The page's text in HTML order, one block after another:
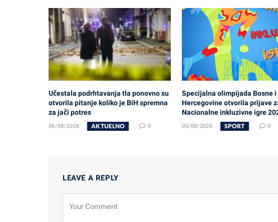
Učestala podrhtavanja tla ponovno su
otvorila pitanje koliko je BiH spremna
za jači potres
06/08/2026 AKTUELNO 0
Specijalna olimpijada Bosne i
Hercegovine otvorila prijave
Nacionalne inkluzivne igre
05/08/2026 SPORT 0
LEAVE A REPLY